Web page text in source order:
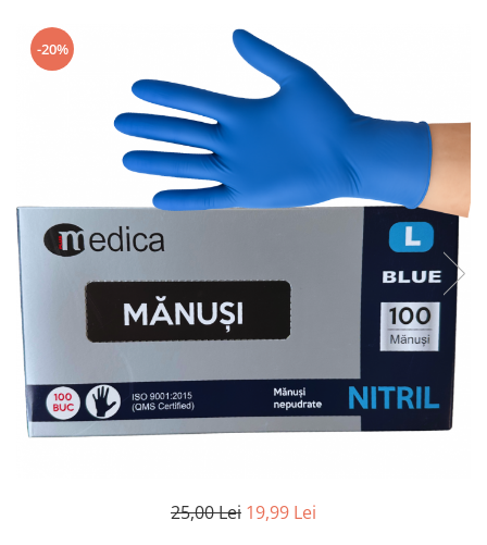
Intretinere masina de spalat
Insecticide si Capcane
Solutii desfundat tevi
-20%
25,00 Lei 19,99 Lei